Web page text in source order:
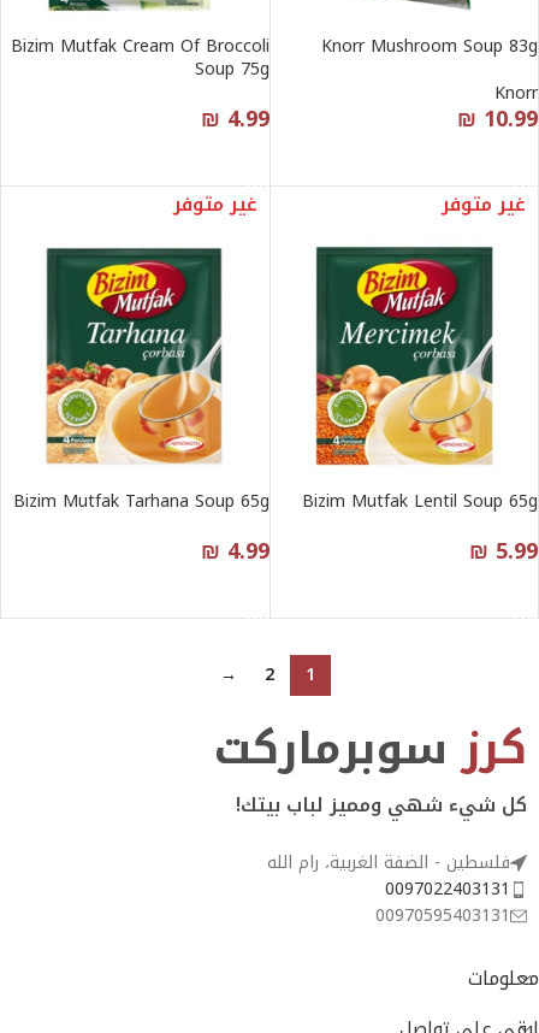
Knorr Mushroom Soup 83g
Knorr
₪ 10.99
Bizim Mutfak Cream Of Broccoli
Soup 75g
₪ 4.99
غير متوفر
Bizim Mutfak Lentil Soup 65g
₪ 5.99
غير متوفر
Bizim Mutfak Tarhana Soup 65g
₪ 4.99
1
2
→
كرز سوبرماركت
كل شيء شهي ومميز لباب بيتك!
فلسطين - الضفة الغربية، رام الله
0097022403131
00970595403131
معلومات